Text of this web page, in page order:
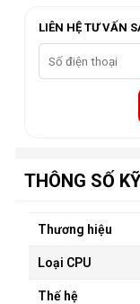
LIÊN HỆ TƯ VẤN
THÔNG SỐ
Thương hiệu
Loại CPU
Thế hệ